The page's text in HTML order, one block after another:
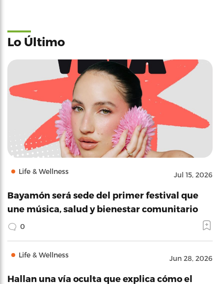
Lo Último
Life & Wellness Jul 15, 2026
Bayamón será sede del primer festival que
une música, salud y bienestar comunitario
0
Life & Wellness Jun 28, 2026
Hallan una vía oculta que explica cómo el